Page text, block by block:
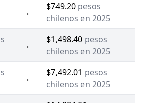
→
$749.20 pesos
chilenos en 2025
→
$1,498.40 pesos
chilenos en 2025
→
$7,492.01 pesos
chilenos en 2025